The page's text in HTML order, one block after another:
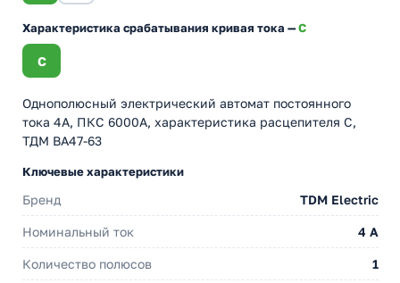
Характеристика срабатывания кривая тока —C
C
Однополюсный электрический автомат постоянного
тока 4А, ПКС 6000А, характеристика расцепителя С,
ТДМ ВА47-63
Ключевые характеристики
Бренд TDM Electric
Номинальный ток 4 A
Количество полюсов 1